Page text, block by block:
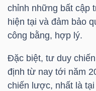
chỉnh những bất cập
hiện tại và đảm bảo
công bằng, hợp lý.
Đặc biệt, tư duy
định từ nay tới năm
chiến lược, nhất là
CÁ
NHÂN
PHÂN
TÍCH